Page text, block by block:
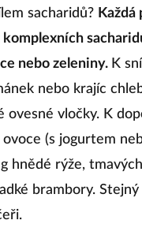
sacharidů? Každá
komplexních
nebo zeleniny. K
nebo krajíc
ovesné vločky. K
(s jogurtem
hnědé rýže,
brambory.